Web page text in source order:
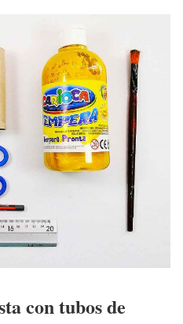
con tubos de